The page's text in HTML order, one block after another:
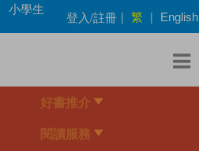
小學生
登入/註冊 | 繁 | English
好書推介
閱讀服務